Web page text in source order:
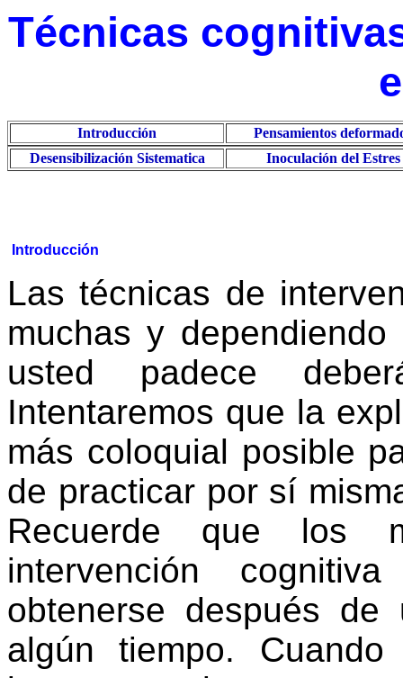
Técnicas
Introducción
Pensamientos
Desensibilización Sistematica
Inoculación del Estres
Introducción
Las técnicas de
muchas y
usted padece
Intentaremos que la
más coloquial posible
de practicar por sí
Recuerde que los
intervención
obtenerse después de
algún tiempo.